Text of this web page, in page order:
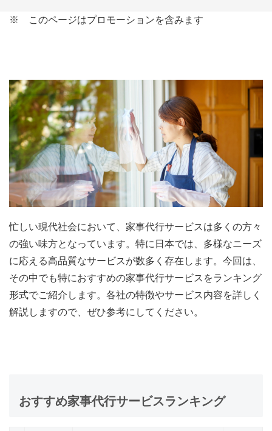
※ このページはプロモーションを含みます
忙しい現代社会において、家事代行サービスは多くの方々
の強い味方となっています。特に日本では、多様なニーズ
に応える高品質なサービスが数多く存在します。今回は、
その中でも特におすすめの家事代行サービスをランキング
形式でご紹介します。各社の特徴やサービス内容を詳しく
解説しますので、ぜひ参考にしてください。
おすすめ家事代行サービスランキング